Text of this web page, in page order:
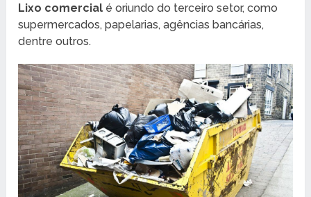
Lixo comercial é oriundo do terceiro setor, como
supermercados, papelarias, agências bancárias,
dentre outros.